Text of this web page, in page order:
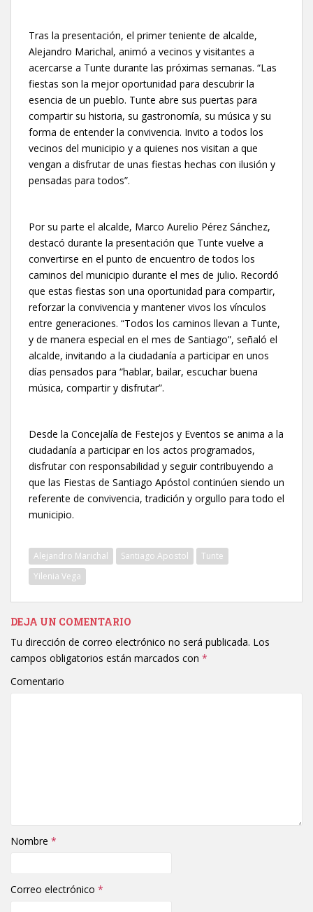
Tras la presentación, el primer teniente de alcalde,
Alejandro Marichal, animó a vecinos y visitantes a
acercarse a Tunte durante las próximas semanas. “Las
fiestas son la mejor oportunidad para descubrir la
esencia de un pueblo. Tunte abre sus puertas para
compartir su historia, su gastronomía, su música y su
forma de entender la convivencia. Invito a todos los
vecinos del municipio y a quienes nos visitan a que
vengan a disfrutar de unas fiestas hechas con ilusión y
pensadas para todos”.
Por su parte el alcalde, Marco Aurelio Pérez Sánchez,
destacó durante la presentación que Tunte vuelve a
convertirse en el punto de encuentro de todos los
caminos del municipio durante el mes de julio. Recordó
que estas fiestas son una oportunidad para compartir,
reforzar la convivencia y mantener vivos los vínculos
entre generaciones. “Todos los caminos llevan a Tunte,
y de manera especial en el mes de Santiago”, señaló el
alcalde, invitando a la ciudadanía a participar en unos
días pensados para “hablar, bailar, escuchar buena
música, compartir y disfrutar”.
Desde la Concejalía de Festejos y Eventos se anima a la
ciudadanía a participar en los actos programados,
disfrutar con responsabilidad y seguir contribuyendo a
que las Fiestas de Santiago Apóstol continúen siendo un
referente de convivencia, tradición y orgullo para todo el
municipio.
Alejandro Marichal Santiago Apostol
Tunte
Yilenia Vega
DEJA UN COMENTARIO
Tu dirección de correo electrónico no será publicada. Los
campos obligatorios están marcados con *
Comentario
Nombre *
Correo electrónico *